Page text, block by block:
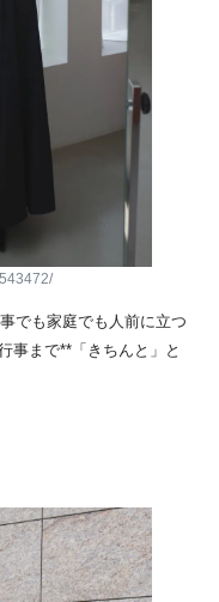
でも家庭でも人前に立つ
事まで**「きちんと」と